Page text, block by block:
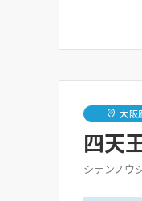
大阪
四天
シテンノウ